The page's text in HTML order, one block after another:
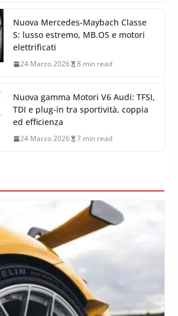
Nuova Mercedes-Maybach Classe
S: lusso estremo, MB.OS e motori
elettrificati
24 Marzo 2026 8 min read
Nuova gamma Motori V6 Audi: TFSI,
TDI e plug-in tra sportività, coppia
ed efficienza
24 Marzo 2026 7 min read